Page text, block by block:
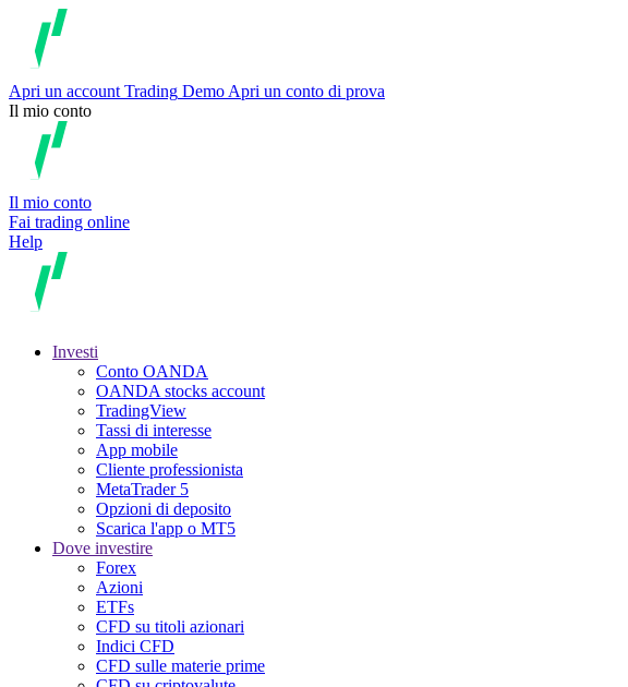
Apri un account Trading Demo Apri un conto di prova
Il mio conto
Il mio conto
Fai trading online
Help
Investi
Conto OANDA
OANDA stocks account
TradingView
Tassi di interesse
App mobile
Cliente professionista
MetaTrader 5
Opzioni di deposito
Scarica l'app o MT5
Dove investire
Forex
Azioni
ETFs
CFD su titoli azionari
Indici CFD
CFD sulle materie prime